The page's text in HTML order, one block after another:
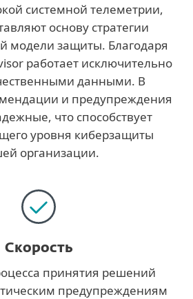
системной телеметрии,
основу стратегии
модели защиты. Благодаря
работает исключительно
данными. В
и предупреждения
что способствует
уровня киберзащиты
организации.
Скорость
принятия решений
предупреждениям